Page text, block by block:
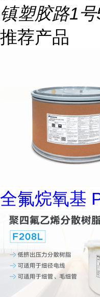
镇塑胶路1
推荐产品
全氟烷氧基